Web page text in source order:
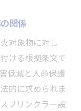
関係
対象物に対し
ける根拠条文で
低減と人命保護
的に求められま
プリンクラー設